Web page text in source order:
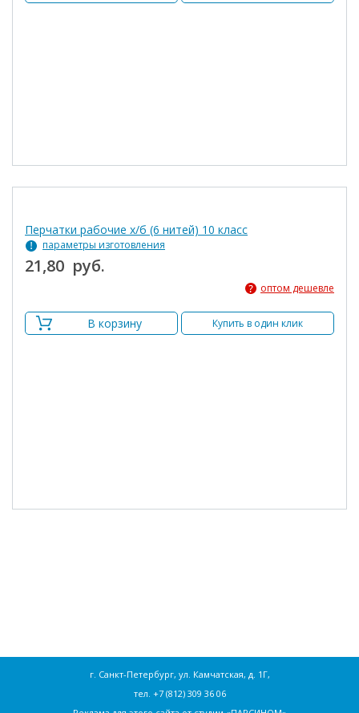
Перчатки рабочие х/б (6 нитей) 10 класс
параметры изготовления
21,80 руб.
оптом дешевле
В корзину Купить в один клик
г. Санкт-Петербург, ул. Камчатская, д. 1Г,
тел. +7 (812) 309 36 06